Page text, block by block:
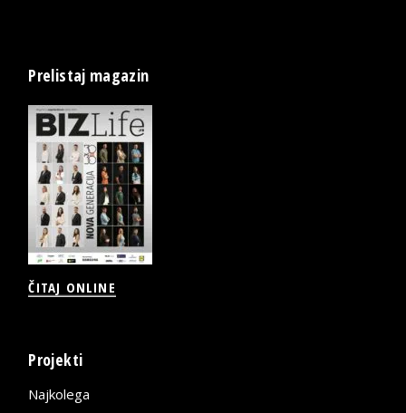
Prelistaj magazin
ČITAJ ONLINE
Projekti
Najkolega